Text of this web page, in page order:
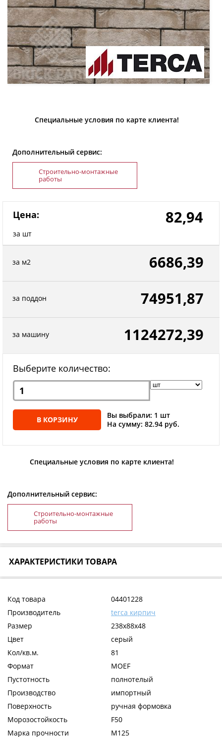
Специальные условия по карте клиента!
Дополнительный сервис:
Строительно-монтажные
работы
Цена:
за шт
82,94
за м2 6686,39
за поддон 74951,87
за машину 1124272,39
Выберите количество:
В КОРЗИНУ
Вы выбрали: 1 шт
На сумму: 82.94 руб.
Специальные условия по карте клиента!
Дополнительный сервис:
Строительно-монтажные
работы
ХАРАКТЕРИСТИКИ ТОВАРА
Код товара
04401228
Производитель
terca кирпич
Размер
238x88x48
Цвет
серый
Кол/кв.м.
81
Формат
MOEF
Пустотность
полнотелый
Производство
импортный
Поверхность
ручная формовка
Морозостойкость
F50
Марка прочности
М125